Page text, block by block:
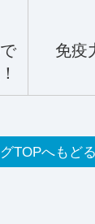
免疫
TOPへもどる